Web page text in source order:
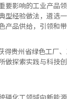
影响的工业产品
经验做法，遴选
品供给，引领和带
贵州省绿色工厂
探索实践与科技
化工领域向新能